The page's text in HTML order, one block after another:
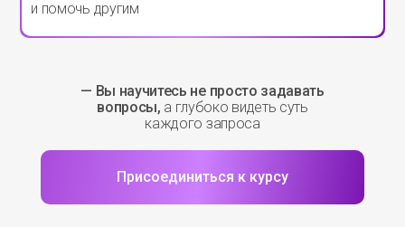
и помочь другим
— Вы научитесь не просто задавать
вопросы, а глубоко видеть суть
каждого запроса
Присоединиться к курсу